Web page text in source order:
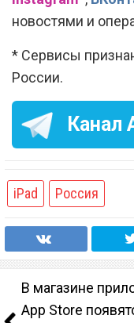
новостями и
* Сервисы
России.
Канал
iPad Россия
В магазине
App Store